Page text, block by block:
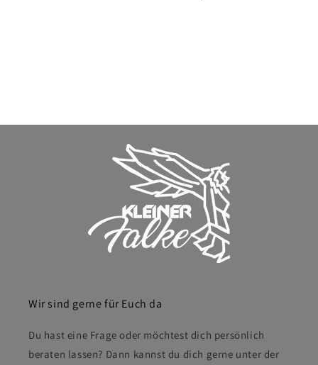
Wir sind gerne für Euch da
Du hast eine Frage oder möchtest dich persönlich
beraten lassen? Dann kannst du dich gerne unter der